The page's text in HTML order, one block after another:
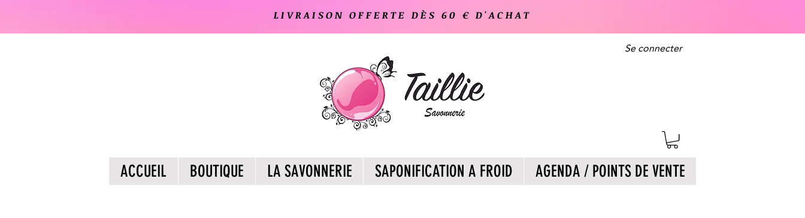
LIVRAISON OFFERTE DÈS 60 € D'ACHAT
Se connecter
ACCUEIL BOUTIQUE LA SAVONNERIE SAPONIFICATION A FROID AGENDA / POINTS DE VENTE